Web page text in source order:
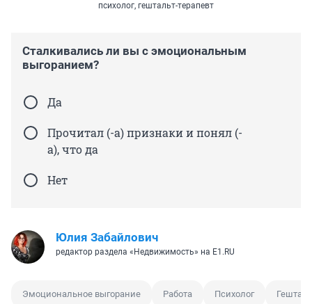
психолог, гештальт-терапевт
Сталкивались ли вы с эмоциональным
выгоранием?
Да
Прочитал (-а) признаки и понял (-
а), что да
Нет
Юлия Забайлович
редактор раздела «Недвижимость» на E1.RU
Эмоциональное выгорание Работа Психолог